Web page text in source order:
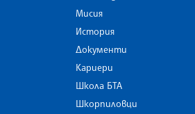
Мисия
История
Документи
Кариери
Школа БТА
Шкорпиловци